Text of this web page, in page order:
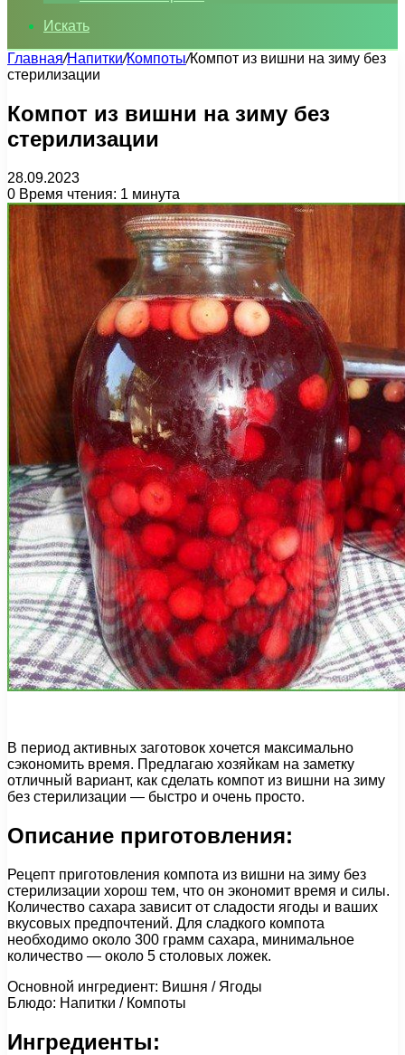
Искать
Главная/Напитки/Компоты/Компот из вишни на зиму без
стерилизации
Компот из вишни на зиму без
стерилизации
28.09.2023
0 Время чтения: 1 минута
В период активных заготовок хочется максимально
сэкономить время. Предлагаю хозяйкам на заметку
отличный вариант, как сделать компот из вишни на зиму
без стерилизации — быстро и очень просто.
Описание приготовления:
Рецепт приготовления компота из вишни на зиму без
стерилизации хорош тем, что он экономит время и силы.
Количество сахара зависит от сладости ягоды и ваших
вкусовых предпочтений. Для сладкого компота
необходимо около 300 грамм сахара, минимальное
количество — около 5 столовых ложек.
Основной ингредиент: Вишня / Ягоды
Блюдо: Напитки / Компоты
Ингредиенты: